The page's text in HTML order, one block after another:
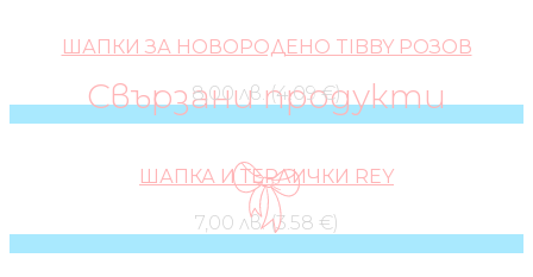
Свързани продукти
ШАПКИ ЗА НОВОРОДЕНО TIBBY РОЗОВ
8,00 лв. (4.09 €)
ШАПКА И ТЕРЛИЧКИ REY
7,00 лв. (3.58 €)